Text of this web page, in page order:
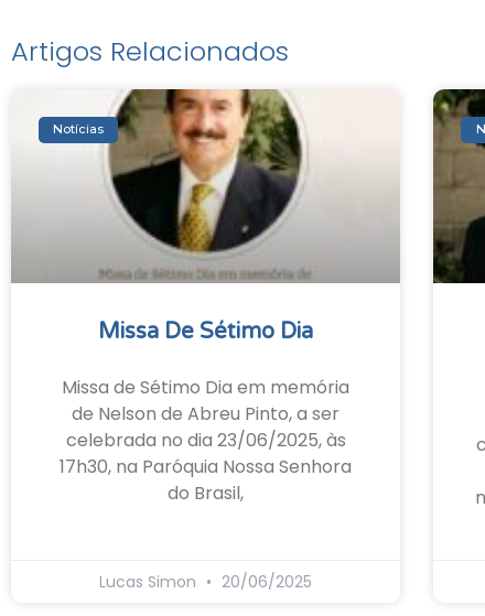
Artigos Relacionados
Notícias
Missa De Sétimo Dia
Missa de Sétimo Dia em memória
de Nelson de Abreu Pinto, a ser
celebrada no dia 23/06/2025, às
17h30, na Paróquia Nossa Senhora
do Brasil,
Lucas Simon 20/06/2025